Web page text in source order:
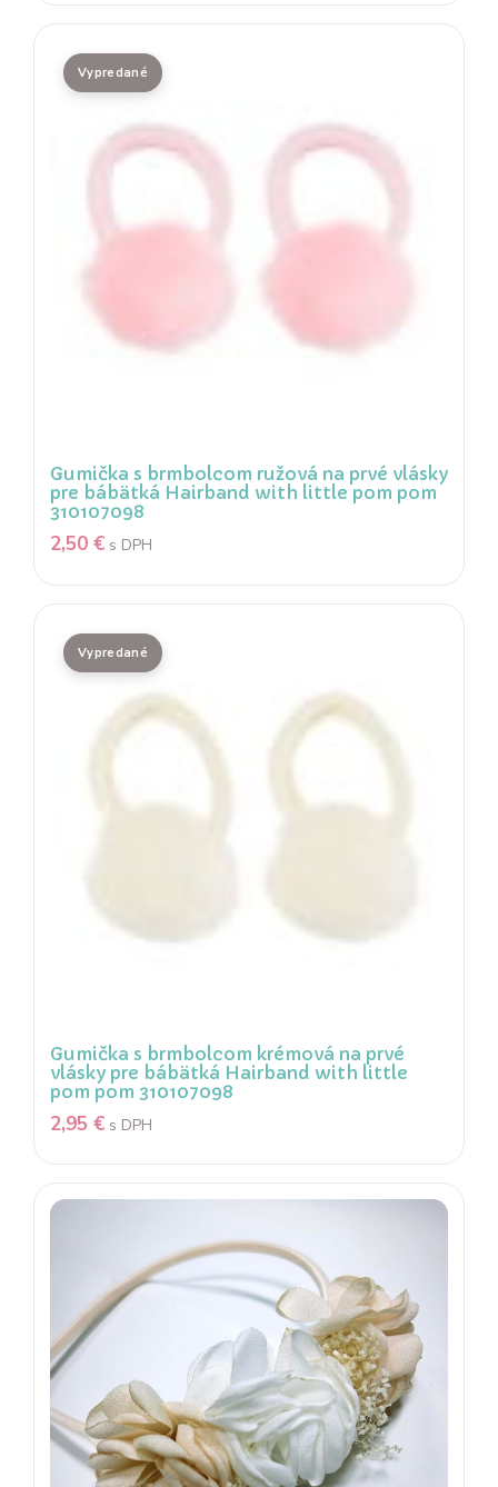
Gumička s brmbolcom ružová na prvé vlásky
pre bábätká Hairband with little pom pom
310107098
2,50 € s DPH
Gumička s brmbolcom krémová na prvé
vlásky pre bábätká Hairband with little
pom pom 310107098
2,95 € s DPH